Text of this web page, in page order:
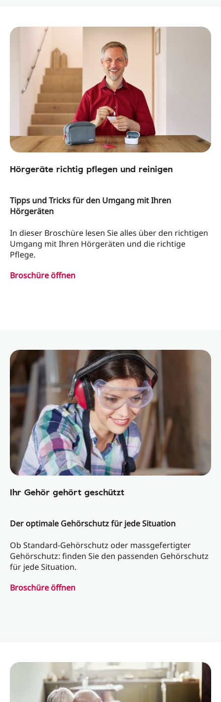
Hörgeräte richtig pflegen und reinigen
Tipps und Tricks für den Umgang mit Ihren
Hörgeräten
In dieser Broschüre lesen Sie alles über den richtigen
Umgang mit Ihren Hörgeräten und die richtige
Pflege.
Broschüre öffnen
Ihr Gehör gehört geschützt
Der optimale Gehörschutz für jede Situation
Ob Standard-Gehörschutz oder massgefertigter
Gehörschutz: finden Sie den passenden Gehörschutz
für jede Situation.
Broschüre öffnen